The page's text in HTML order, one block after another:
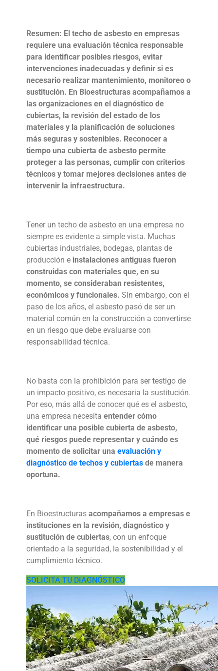
Resumen: El techo de asbesto en empresas
requiere una evaluación técnica responsable
para identificar posibles riesgos, evitar
intervenciones inadecuadas y definir si es
necesario realizar mantenimiento, monitoreo o
sustitución. En Bioestructuras acompañamos a
las organizaciones en el diagnóstico de
cubiertas, la revisión del estado de los
materiales y la planificación de soluciones
más seguras y sostenibles. Reconocer a
tiempo una cubierta de asbesto permite
proteger a las personas, cumplir con criterios
técnicos y tomar mejores decisiones antes de
intervenir la infraestructura.
Tener untecho de asbesto en una empresa no
siempre es evidente a simple vista. Muchas
cubiertas industriales, bodegas, plantas de
producción e instalaciones antiguas fueron
construidas con materiales que, en su
momento, se consideraban resistentes,
económicos y funcionales. Sin embargo, con el
paso de los años, el asbesto pasó de ser un
material común en la construcción a convertirse
en un riesgo que debe evaluarse con
responsabilidad técnica.
No basta con la prohibición para ser testigo de
un impacto positivo, es necesaria la sustitución.
Por eso, más allá de conocer qué es el asbesto,
una empresa necesitaentender cómo
identificar una posible cubierta de asbesto,
qué riesgos puede representar y cuándo es
momento de solicitar unaevaluación y
diagnóstico de techos y cubiertas de manera
oportuna.
En Bioestructurasacompañamos a empresas e
instituciones en la revisión, diagnóstico y
sustitución de cubiertas, con un enfoque
orientado a la seguridad, la sostenibilidad y el
cumplimiento técnico.
SOLICITA TU DIAGNÓSTICO